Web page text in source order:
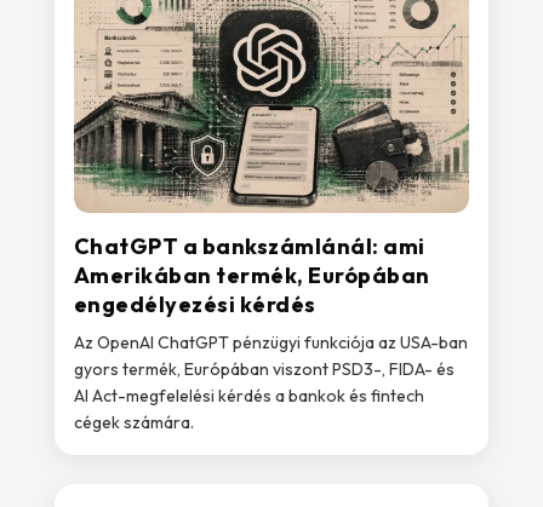
ChatGPT a bankszámlánál: ami
Amerikában termék, Európában
engedélyezési kérdés
Az OpenAI ChatGPT pénzügyi funkciója az USA-ban
gyors termék, Európában viszont PSD3-, FIDA- és
AI Act-megfelelési kérdés a bankok és fintech
cégek számára.